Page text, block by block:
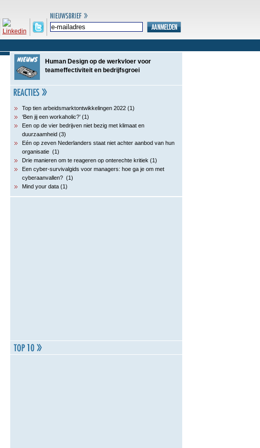
Human Design op de werkvloer voor
teameffectiviteit en bedrijfsgroei
Top tien arbeidsmarktontwikkelingen 2022 (1)
‘Ben jij een workaholic?’ (1)
Een op de vier bedrijven niet bezig met klimaat en
duurzaamheid (3)
Eén op zeven Nederlanders staat niet achter aanbod van hun
organisatie (1)
Drie manieren om te reageren op onterechte kritiek (1)
Een cyber-survivalgids voor managers: hoe ga je om met
cyberaanvallen? (1)
Mind your data (1)